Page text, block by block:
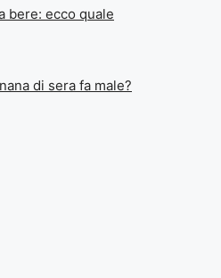
bere: ecco quale
di sera fa male?